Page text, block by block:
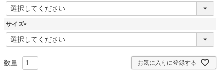
(
必
須
サイズ
(
必
お気に入りに登録する